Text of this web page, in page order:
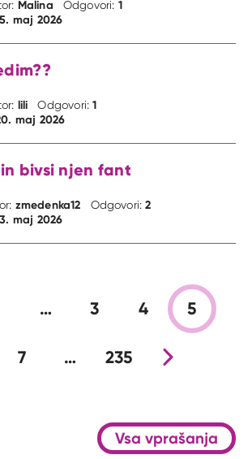
Malina Odgovori: 1
maj 2026
lili Odgovori:1
maj 2026
bivsi njen fant
zmedenka12 Odgovori:2
maj 2026
… 3 4 5
7 … 235Nova stran
Vsa vprašanja